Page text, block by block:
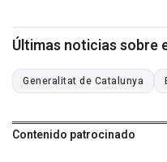
Últimas noticias sobre
Generalitat de Catalunya
Contenido patrocinado